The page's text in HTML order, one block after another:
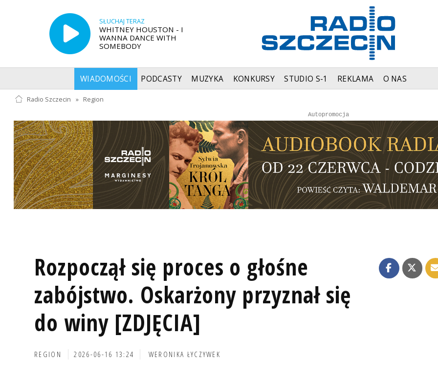
SŁUCHAJ TERAZ
WHITNEY HOUSTON - I
WANNA DANCE WITH
SOMEBODY
WIADOMOŚCI PODCASTY MUZYKA KONKURSY STUDIO S-1 REKLAMA O NAS
Radio Szczecin » Region
Reklama
Autopromocja
Autopromocja
Rozpoczął się proces o głośne
zabójstwo. Oskarżony przyznał się
do winy [ZDJĘCIA]
REGION 2026-06-16 13:24 WERONIKA ŁYCZYWEK